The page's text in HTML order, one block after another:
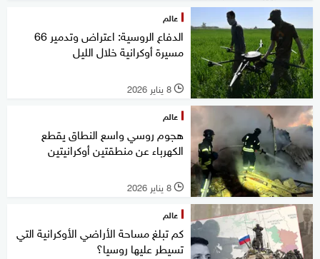
عالم
الدفاع الروسية: اعتراض وتدمير 66
مسيرة أوكرانية خلال الليل
l 8 يناير 2026
عالم
هجوم روسي واسع النطاق يقطع
الكهرباء عن منطقتين أوكرانيتين
l 8 يناير 2026
عالم
كم تبلغ مساحة الأراضي الأوكرانية التي
تسيطر عليها روسيا؟